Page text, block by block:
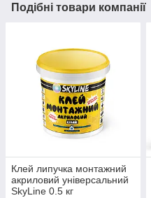
Подібні товари компанії
Клей липучка монтажний
акриловий універсальний
SkyLine 0.5 кг